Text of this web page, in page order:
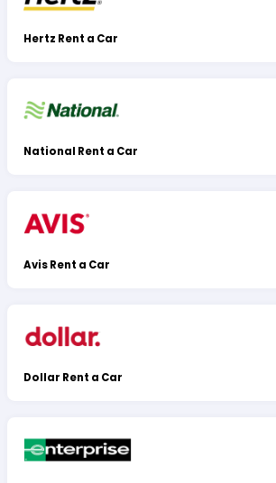
Hertz Rent a Car
National Rent a Car
Avis Rent a Car
Dollar Rent a Car